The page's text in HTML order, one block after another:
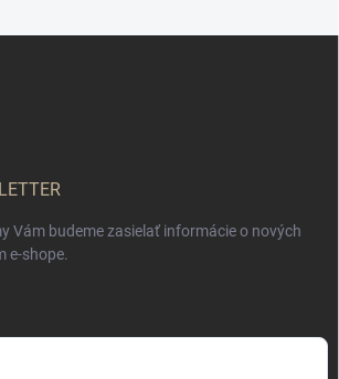
Vám budeme zasielať informácie o nových
e-shope.